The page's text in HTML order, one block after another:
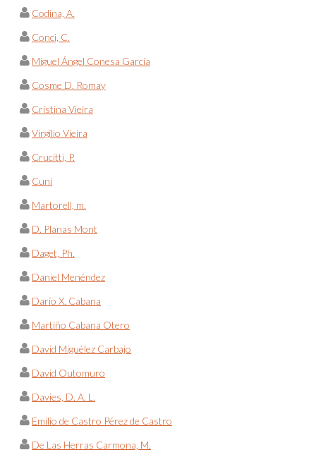
Codina, A.
Conci, C.
Miguel Ángel Conesa García
Cosme D. Romay
Cristina Vieira
Virgílio Vieira
Crucitti, P.
Cuni
Martorell, m.
D. Planas Mont
Daget, Ph.
Daniel Menéndez
Darío X. Cabana
Martiño Cabana Otero
David Miguélez Carbajo
David Outomuro
Davies, D. A. L.
Emilio de Castro Pérez de Castro
De Las Herras Carmona, M.